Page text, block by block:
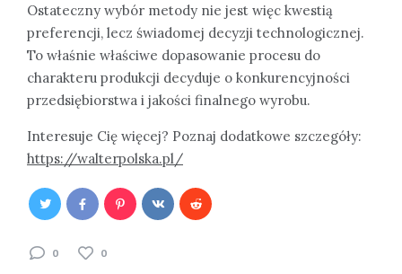
Ostateczny wybór metody nie jest więc kwestią
preferencji, lecz świadomej decyzji technologicznej.
To właśnie właściwe dopasowanie procesu do
charakteru produkcji decyduje o konkurencyjności
przedsiębiorstwa i jakości finalnego wyrobu.
Interesuje Cię więcej? Poznaj dodatkowe szczegóły:
https://walterpolska.pl/
0 0